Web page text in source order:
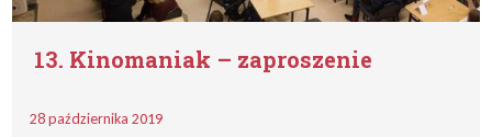
13. Kinomaniak – zaproszenie
28 października 2019